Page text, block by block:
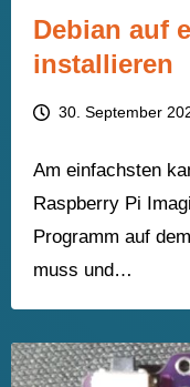
Debian auf
installieren
30. September
Am einfachsten
Raspberry Pi
Programm auf
muss und…